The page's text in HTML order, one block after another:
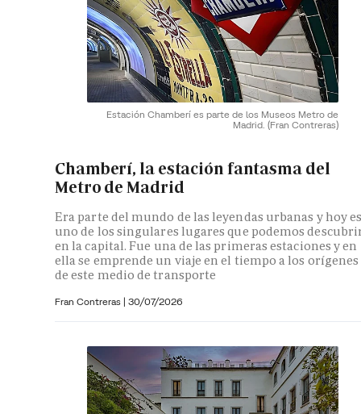
Estación Chamberí es parte de los Museos Metro de
Madrid. (Fran Contreras)
Chamberí, la estación fantasma del
Metro de Madrid
Era parte del mundo de las leyendas urbanas y hoy
uno de los singulares lugares que podemos
en la capital. Fue una de las primeras estaciones y en
ella se emprende un viaje en el tiempo a los orígenes
de este medio de transporte
Fran Contreras | 30/07/2026